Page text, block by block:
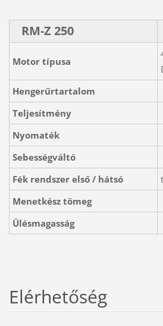
RM-Z 250
Motor típusa
Hengerűrtartalom
Teljesítmény
Nyomaték
Sebességváltó
Fék rendszer első / hátsó
Menetkész tömeg
Ülésmagasság
Elérhetőség